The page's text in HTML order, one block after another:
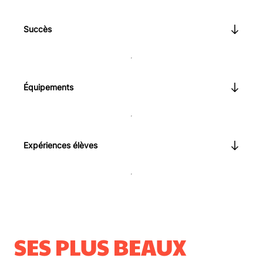
Succès
Équipements
Expériences élèves
SES PLUS BEAUX